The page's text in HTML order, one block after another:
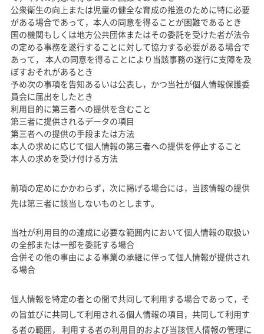
公衆衛生の向上または児童の健全な育成の推進のために特に必要
がある場合であって，本人の同意を得ることが困難であるとき
国の機関もしくは地方公共団体またはその委託を受けた者が法令
の定める事務を遂行することに対して協力する必要がある場合で
あって， 本人の同意を得ることにより当該事務の遂行に支障を及
ぼすおそれがあるとき
予め次の事項を告知あるいは公表し，かつ当社が個人情報保護委
員会に届出をしたとき
利用目的に第三者への提供を含むこと
第三者に提供されるデータの項目
第三者への提供の手段または方法
本人の求めに応じて個人情報の第三者への提供を停止すること
本人の求めを受け付ける方法
前項の定めにかかわらず，次に掲げる場合には，当該情報の提供
先は第三者に該当しないものとします。
当社が利用目的の達成に必要な範囲内において個人情報の取扱い
の全部または一部を委託する場合
合併その他の事由による事業の承継に伴って個人情報が提供され
る場合
個人情報を特定の者との間で共同して利用する場合であって，そ
の旨並びに共同して利用される個人情報の項目，共同して利用す
る者の範囲， 利用する者の利用目的および当該個人情報の管理に